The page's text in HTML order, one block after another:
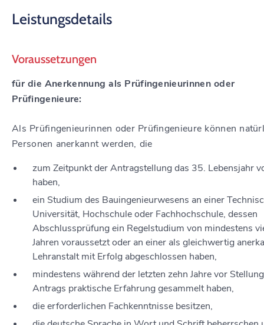
Leistungsdetails
Voraussetzungen
für die Anerkennung als Prüfingenieurinnen oder
Prüfingenieure:
Als Prüfingenieurinnen oder Prüfingenieure können
Personen anerkannt werden, die
zum Zeitpunkt der Antragstellung das 35. Lebensjahr
haben,
ein Studium des Bauingenieurwesens an einer
Universität, Hochschule oder Fachhochschule, dessen
Abschlussprüfung ein Regelstudium von mindestens
Jahren voraussetzt oder an einer als gleichwertig
Lehranstalt mit Erfolg abgeschlossen haben,
mindestens während der letzten zehn Jahre vor
Antrags praktische Erfahrung gesammelt haben,
die erforderlichen Fachkenntnisse besitzen,